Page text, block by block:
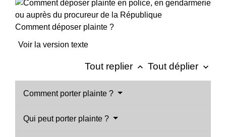
Comment déposer plainte ?
Voir la version texte
Tout replier keyboard_arrow_up Tout déplier keyboard_arrow_down
Comment porter plainte ?
Qui peut porter plainte ?